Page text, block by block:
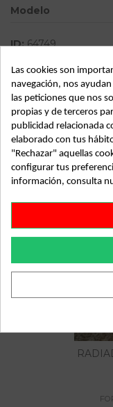
Modelo
ID: 64749
Descripción
FORD ORION | 0.91
1991
También
Las cookies son
navegación, nos
las peticiones que nos
propias y de terceros
publicidad relacionada
elaborado con tus
"Rechazar" aquellas
configurar tus
información, consulta